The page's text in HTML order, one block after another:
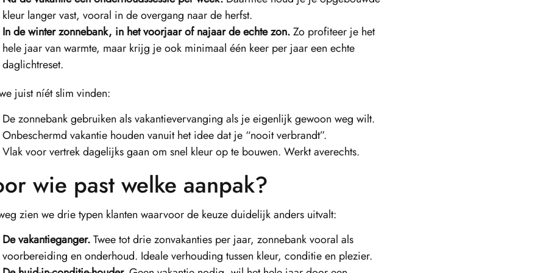
kleur langer vast, vooral in de overgang naar de herfst.
In de winter zonnebank, in het voorjaar of najaar de echte zon.Zo profiteer je het
hele jaar van warmte, maar krijg je ook minimaal één keer per jaar een echte
daglichtreset.
juist níét slim vinden:
De zonnebank gebruiken als vakantievervanging als je eigenlijk gewoon weg wilt.
Onbeschermd vakantie houden vanuit het idee dat je “nooit verbrandt”.
Vlak voor vertrek dagelijks gaan om snel kleur op te bouwen. Werkt averechts.
wie past welke aanpak?
zien we drie typen klanten waarvoor de keuze duidelijk anders uitvalt:
De vakantieganger.Twee tot drie zonvakanties per jaar, zonnebank vooral als
voorbereiding en onderhoud. Ideale verhouding tussen kleur, conditie en plezier.